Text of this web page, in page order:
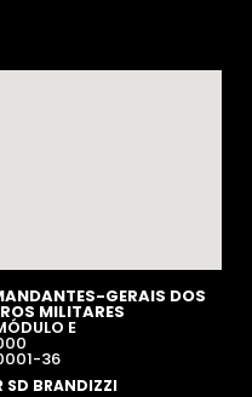
GERAIS DOS
MILITARES​
E
36
SD BRANDIZZI